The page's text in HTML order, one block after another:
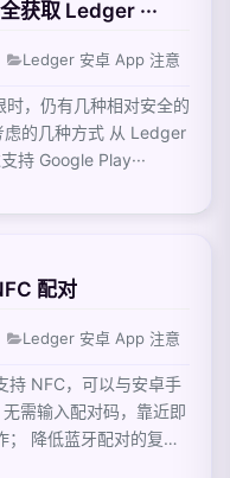
获取 Ledger ···
Ledger 安卓 App 注意
，仍有几种相对安全的
的几种方式 从 Ledger
持 Google Play···
配对
Ledger 安卓 App 注意
NFC，可以与安卓手
需输入配对码，靠近即
； 降低蓝牙配对的复杂